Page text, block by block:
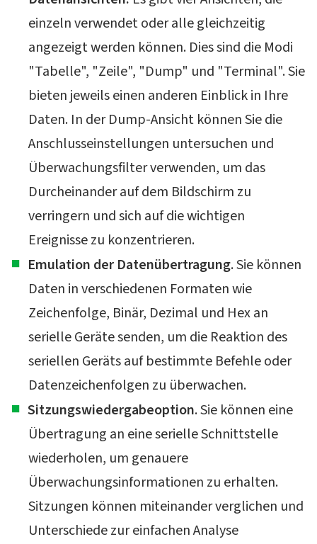
einzeln verwendet oder alle gleichzeitig
angezeigt werden können. Dies sind die Modi
"Tabelle", "Zeile", "Dump" und "Terminal". Sie
bieten jeweils einen anderen Einblick in Ihre
Daten. In der Dump-Ansicht können Sie die
Anschlusseinstellungen untersuchen und
Überwachungsfilter verwenden, um das
Durcheinander auf dem Bildschirm zu
verringern und sich auf die wichtigen
Ereignisse zu konzentrieren.
Emulation der Datenübertragung. Sie können
Daten in verschiedenen Formaten wie
Zeichenfolge, Binär, Dezimal und Hex an
serielle Geräte senden, um die Reaktion des
seriellen Geräts auf bestimmte Befehle oder
Datenzeichenfolgen zu überwachen.
Sitzungswiedergabeoption. Sie können eine
Übertragung an eine serielle Schnittstelle
wiederholen, um genauere
Überwachungsinformationen zu erhalten.
Sitzungen können miteinander verglichen und
Unterschiede zur einfachen Analyse